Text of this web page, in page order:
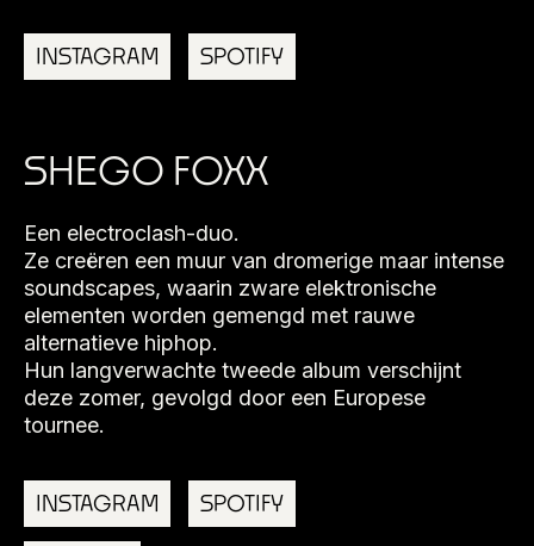
INSTAGRAM SPOTIFY
SHEGO FOXX
Een electroclash-duo.
Ze creëren een muur van dromerige maar intense
soundscapes, waarin zware elektronische
elementen worden gemengd met rauwe
alternatieve hiphop.
Hun langverwachte tweede album verschijnt
deze zomer, gevolgd door een Europese
tournee.
INSTAGRAM SPOTIFY